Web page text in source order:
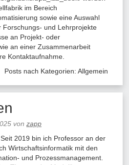
im Bereich
sowie eine Auswahl
Forschungs- und Lehrprojekte
an Projekt- oder
an einer Zusammenarbeit
Kontaktaufnahme.
Posts nach Kategorien: Allgemein
von zapp
2019 bin ich Professor an der
Wirtschaftsinformatik mit den
und Prozessmanagement.